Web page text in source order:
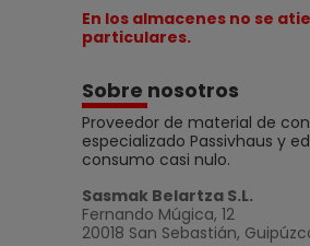
En los almacenes no se
particulares.
Sobre nosotros
Proveedor de material de
especializado Passivhaus y
consumo casi nulo.
Sasmak Belartza S.L.
Fernando Múgica, 12
20018 San Sebastián,